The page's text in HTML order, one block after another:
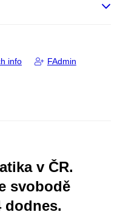
info FAdmin
v ČR.
svobodě
dodnes.